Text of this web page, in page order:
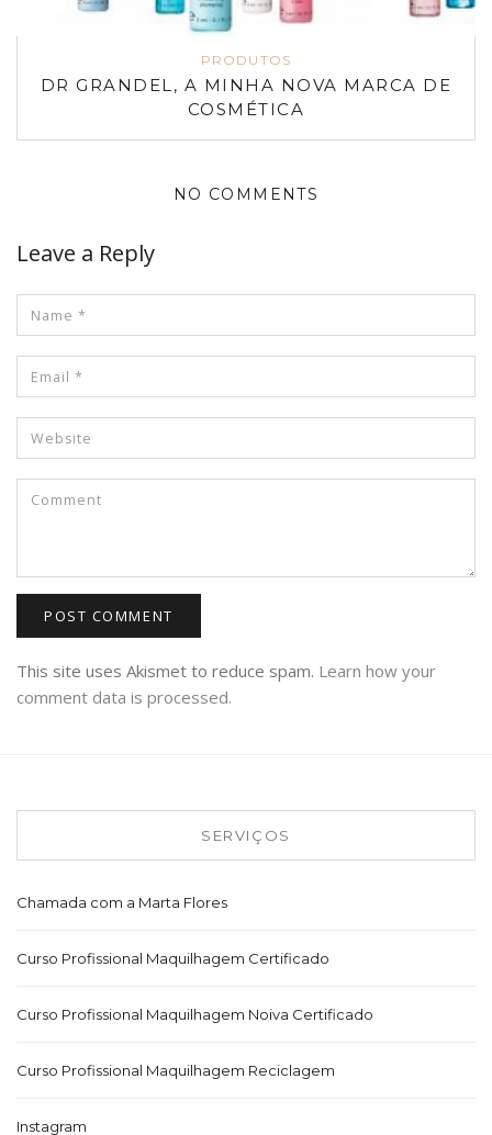
PRODUTOS
DR GRANDEL, A MINHA NOVA MARCA DE
COSMÉTICA
NO COMMENTS
Leave a Reply
This site uses Akismet to reduce spam. Learn how your
comment data is processed.
SERVIÇOS
Chamada com a Marta Flores
Curso Profissional Maquilhagem Certificado
Curso Profissional Maquilhagem Noiva Certificado
Curso Profissional Maquilhagem Reciclagem
Instagram